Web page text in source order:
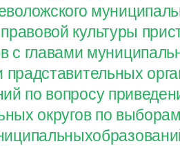
культуры
с главами
прадставительных
по вопросу
округов по